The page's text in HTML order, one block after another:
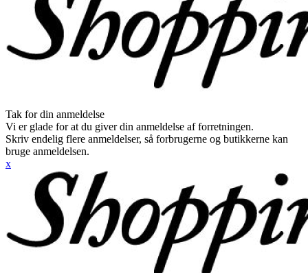
Tak for din anmeldelse
Vi er glade for at du giver din anmeldelse af forretningen.
Skriv endelig flere anmeldelser, så forbrugerne og butikkerne kan
bruge anmeldelsen.
x